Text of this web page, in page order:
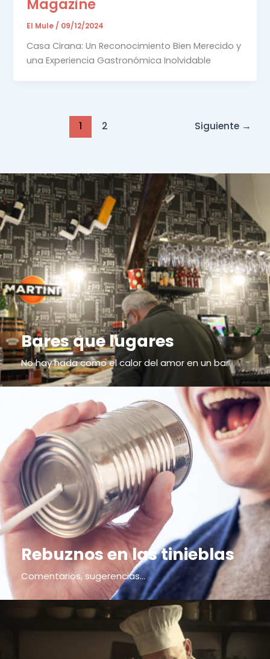
Magazine
El Mule / 09/12/2024
Casa Cirana: Un Reconocimiento Bien Merecido y
una Experiencia Gastronómica Inolvidable
1 2 Siguiente →
Bares que lugares
No hay nada como el calor del amor en un bar
Rebuznos en las tinieblas
Comentarios, sugerencias...